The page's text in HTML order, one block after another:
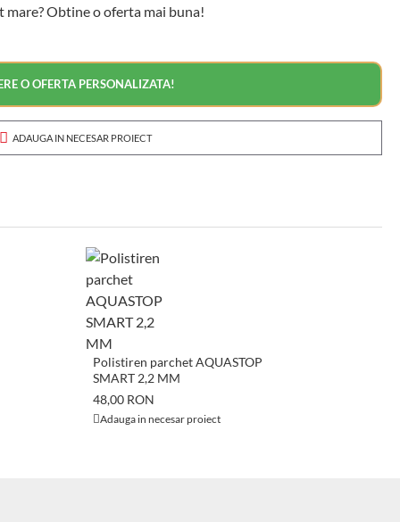
mare? Obtine o oferta mai buna!
O OFERTA PERSONALIZATA!
ADAUGA IN NECESAR PROIECT
Polistiren parchet AQUASTOP
SMART 2,2 MM
48,00 RON
Adauga in necesar proiect